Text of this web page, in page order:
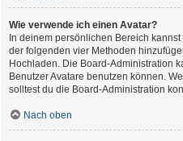
Wie verwende ich einen Avatar?
In deinem persönlichen Bereich
der folgenden vier Methoden
Hochladen. Die Board-Administration
Benutzer Avatare benutzen können.
solltest du die Board-Administration
Nach oben